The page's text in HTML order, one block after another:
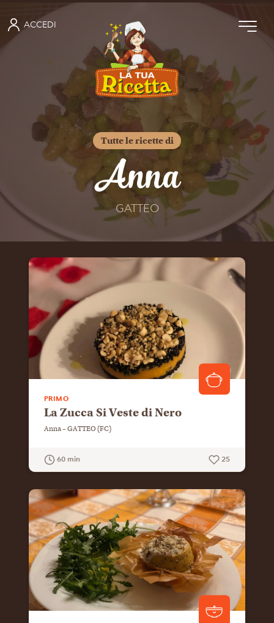
ACCEDI
Tutte le ricette di
Anna
GATTEO
PRIMO
La Zucca Si Veste di Nero
Anna – GATTEO (FC)
60 min 25